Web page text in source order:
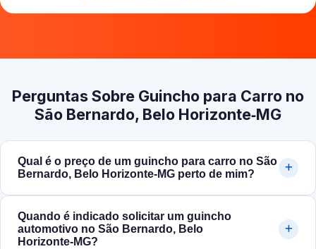
Perguntas Sobre Guincho para Carro no
São Bernardo, Belo Horizonte‑MG
Qual é o preço de um guincho para carro no São
Bernardo, Belo Horizonte‑MG perto de mim?
Quando é indicado solicitar um guincho
automotivo no São Bernardo, Belo
Horizonte‑MG?